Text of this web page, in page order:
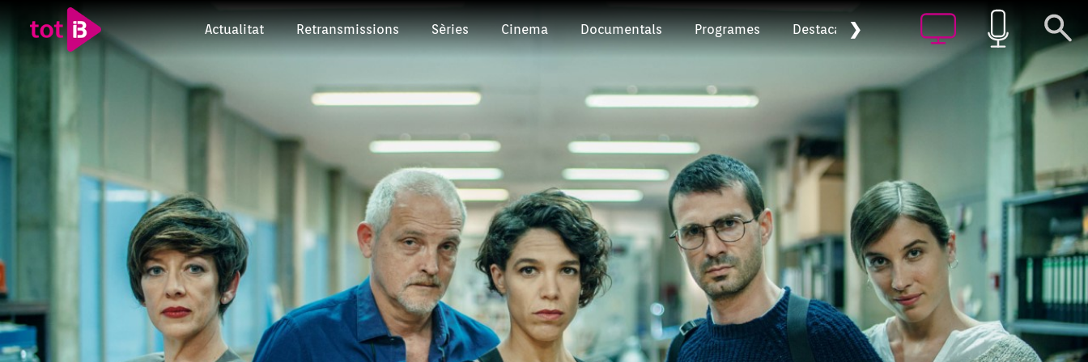
Actualitat Retransmissions Sèries Cinema Documentals Programes Destacat Arxiu
❯